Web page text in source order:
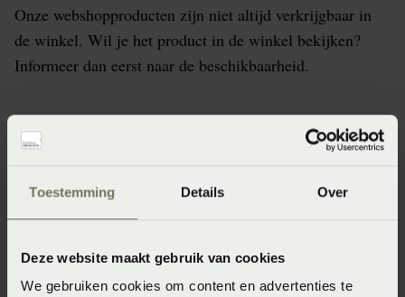
Toestemming Details Over
Deze website maakt gebruik van cookies
We gebruiken cookies om content en advertenties te
Onze webshopproducten zijn niet altijd verkrijgbaar in
de winkel. Wil je het product in de winkel bekijken?
Informeer dan eerst naar de beschikbaarheid.
Artikelnummer
8715944851022
Afmeting